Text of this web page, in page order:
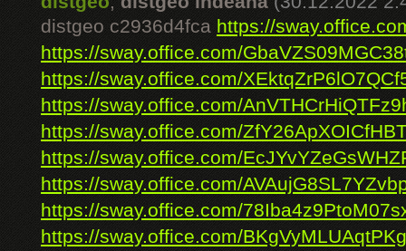
distgeo c2936d4fcahttps://
https://sway.office.com/
https://sway.office.com/
https://sway.office.com/
https://sway.office.com/
https://sway.office.com/
https://sway.office.com/
https://sway.office.com/
https://sway.office.com/